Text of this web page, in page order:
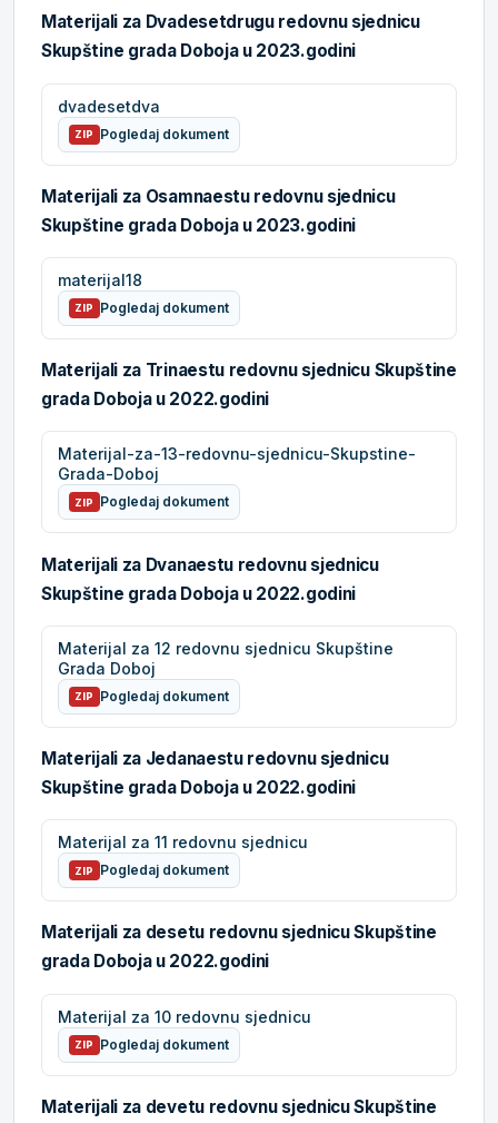
Materijali za Dvadesetdrugu redovnu sjednicu
Skupštine grada Doboja u 2023.godini
dvadesetdva
ZIP Pogledaj dokument
Materijali za Osamnaestu redovnu sjednicu
Skupštine grada Doboja u 2023.godini
materijal18
ZIP Pogledaj dokument
Materijali za Trinaestu redovnu sjednicu Skupštine
grada Doboja u 2022.godini
Materijal-za-13-redovnu-sjednicu-Skupstine-
Grada-Doboj
ZIP Pogledaj dokument
Materijali za Dvanaestu redovnu sjednicu
Skupštine grada Doboja u 2022.godini
Materijal za 12 redovnu sjednicu Skupštine
Grada Doboj
ZIP Pogledaj dokument
Materijali za Jedanaestu redovnu sjednicu
Skupštine grada Doboja u 2022.godini
Materijal za 11 redovnu sjednicu
ZIP Pogledaj dokument
Materijali za desetu redovnu sjednicu Skupštine
grada Doboja u 2022.godini
Materijal za 10 redovnu sjednicu
ZIP Pogledaj dokument
Materijali za devetu redovnu sjednicu Skupštine